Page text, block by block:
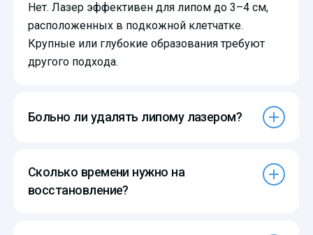
Нет. Лазер эффективен для липом до 3–4 см,
расположенных в подкожной клетчатке.
Крупные или глубокие образования требуют
другого подхода.
Больно ли удалять липому лазером?
Сколько времени нужно на
восстановление?